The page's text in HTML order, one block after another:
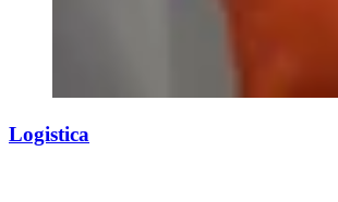
Logistica